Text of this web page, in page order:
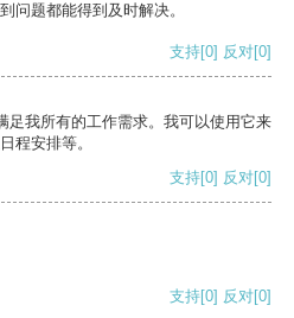
问题都能得到及时解决。
支持[0] 反对[0]
足我所有的工作需求。我可以使用它来
程安排等。
支持[0] 反对[0]
支持[0] 反对[0]